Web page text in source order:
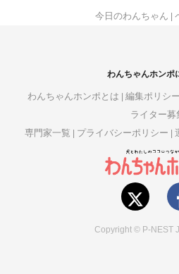
今日のわんちゃん
わんちゃんホンポ
わんちゃんホンポとは 編集ポリシー
ライター募
専門家一覧
プライバシーポリシー
Copyright © P-NEST